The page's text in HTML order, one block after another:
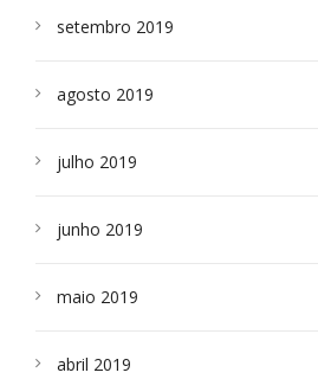
setembro 2019
agosto 2019
julho 2019
junho 2019
maio 2019
abril 2019